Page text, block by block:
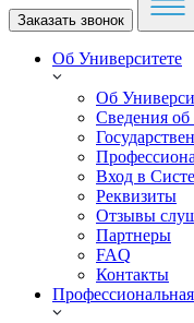
Заказать звонок
Об Университете
Об
Сведения об
Вход в
Реквизиты
Отзывы
Партнеры
FAQ
Контакты